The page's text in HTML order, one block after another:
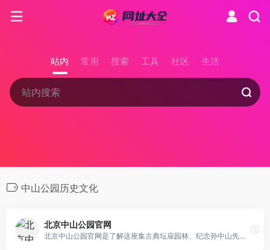
站内 常用 搜索 工具 社区 生活
中山公园历史文化
北京中山公园官网
北京中山公园官网是了解这座集古典坛庙园林、纪念孙中山先生及众多荣誉称号于一身的历史名园的最佳平台。